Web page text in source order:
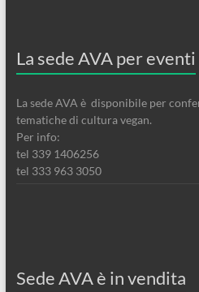
La sede AVA per eventi
La sede AVA è disponibile per
tematiche di cultura vegan.
Per info:
tel 339 1406256
tel 333 963 3050
Sede AVA è in vendita